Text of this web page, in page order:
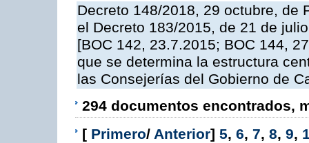
Decreto 148/2018, 29 octubre, de
el Decreto 183/2015, de 21 de julio
[BOC 142, 23.7.2015; BOC 144,
que se determina la estructura
las Consejerías del Gobierno de
294 documentos encontrados,
[ Primero/ Anterior] 5, 6, 7, 8, 9,